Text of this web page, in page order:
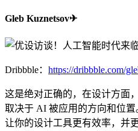
Gleb Kuznetsov✈
Dribbble： https://dribbble.com/
这是绝对正确的，在设计方面
取决于 AI 被应用的方向和位
让你的设计工具更有效率，并